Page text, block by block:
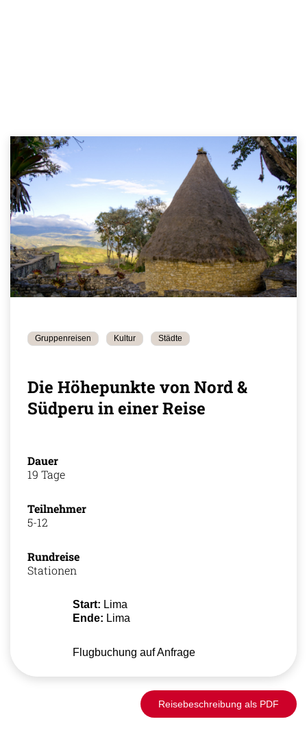
Gruppenreisen Kultur Städte
Die Höhepunkte von Nord &
Südperu in einer Reise
Dauer
19 Tage
Teilnehmer
5-12
Rundreise
Stationen
Start: Lima
Ende: Lima
Flugbuchung auf Anfrage
Reisebeschreibung als PDF